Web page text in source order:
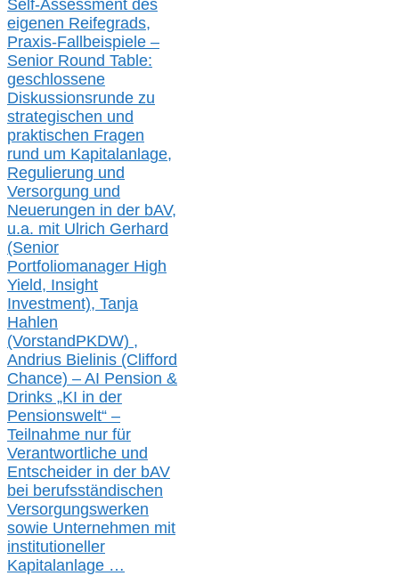
Self-Assessment des
eigenen Reifegrads,
Praxis-Fallbeispiele –
Senior Round Table:
geschlossene
Diskussionsrunde zu
strategischen und
praktischen Fragen
rund um Kapitalanlage,
Regulierung und
Versorgung und
Neuerungen in der bAV,
u.a. mit Ulrich Gerhard
(Senior
Portfoliomanager High
Yield, Insight
Investment), Tanja
Hahlen
(VorstandPKDW) ,
Andrius Bielinis (Clifford
Chance) – AI Pension &
Drinks „KI in der
Pensionswelt“ –
Teilnahme nur für
Verantwortliche und
Entscheider in der bAV
bei berufsständischen
Versorgungswerken
sowie Unternehmen mit
institutioneller
Kapitalanlage …